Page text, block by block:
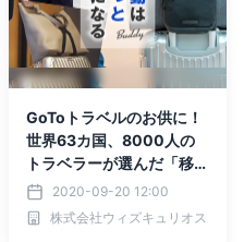
GoToトラベルのお供に！
世界63カ国、8000人の
トラベラーが選んだ「移動
をもっと楽にする」バッグ
がMakuakeにて先行予約
受付中！！
2020-09-20 12:00
株式会社ウィズキュリオス